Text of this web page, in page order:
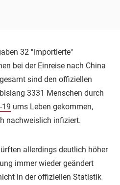
32 "importierte"
bei der Einreise nach China
sind den offiziellen
3331 Menschen durch
19 ums Leben gekommen,
nachweislich infiziert.
allerdings deutlich höher
immer wieder geändert
in der offiziellen Statistik